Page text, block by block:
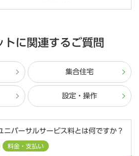
トに関連するご質問
集合住宅
設定・操作
ニバーサルサービス料とは何ですか？
料金・支払い